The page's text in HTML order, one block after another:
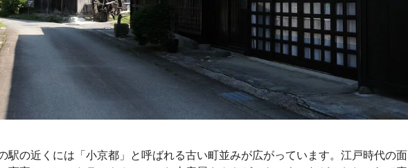
駅の近くには「小京都」と呼ばれる古い町並みが広がっています。江戸時代の面